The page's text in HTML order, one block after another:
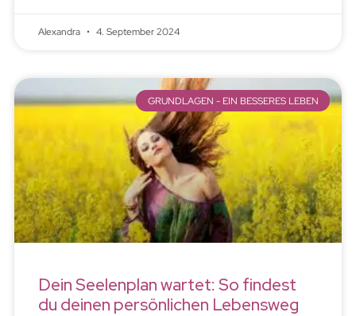
Alexandra 4. September 2024
GRUNDLAGEN - EIN BESSERES LEBEN
Dein Seelenplan wartet: So findest
du deinen persönlichen Lebensweg